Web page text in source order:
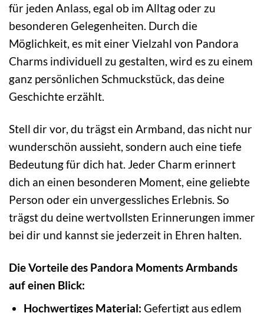
für jeden Anlass, egal ob im Alltag oder zu
besonderen Gelegenheiten. Durch die
Möglichkeit, es mit einer Vielzahl von Pandora
Charms individuell zu gestalten, wird es zu einem
ganz persönlichen Schmuckstück, das deine
Geschichte erzählt.
Stell dir vor, du trägst ein Armband, das nicht nur
wunderschön aussieht, sondern auch eine tiefe
Bedeutung für dich hat. Jeder Charm erinnert
dich an einen besonderen Moment, eine geliebte
Person oder ein unvergessliches Erlebnis. So
trägst du deine wertvollsten Erinnerungen immer
bei dir und kannst sie jederzeit in Ehren halten.
Die Vorteile des Pandora Moments Armbands
auf einen Blick:
Hochwertiges Material: Gefertigt aus edlem